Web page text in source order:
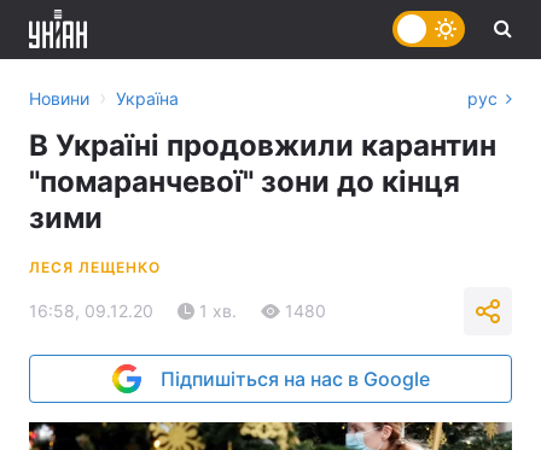
Новини › Україна рус
В Україні продовжили карантин
"помаранчевої" зони до кінця
зими
ЛЕСЯ ЛЕЩЕНКО
16:58, 09.12.20 1 хв. 1480
Підпишіться на нас в Google